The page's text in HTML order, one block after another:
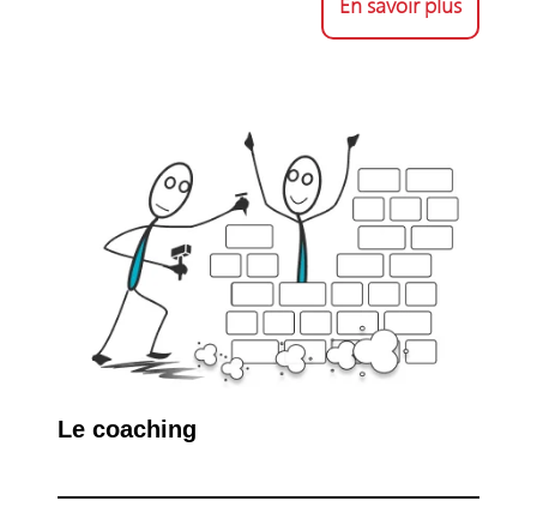
En savoir plus
Le coaching